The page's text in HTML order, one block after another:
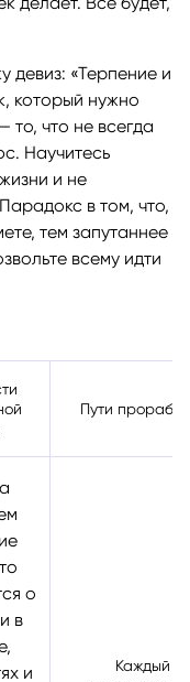
девиз: «Терпение и
который нужно
то, что не всегда
Научитесь
и не
в том, что,
тем запутаннее
всему идти
Пути
о
в
и
Каждый